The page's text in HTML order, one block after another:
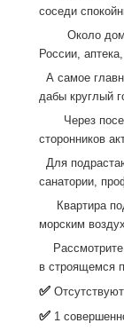
соседи
Около дома
России,
А самое
дабы круглый
Через
сторонников
Для
санатории,
Квартира
морским
Рассмотрите
в строящемся
✅
✅ 1